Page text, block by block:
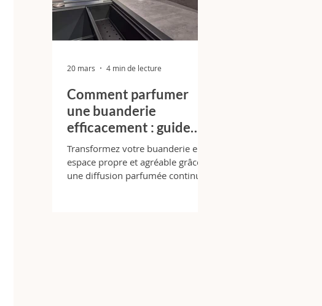
Comment parfumer
une buanderie
efficacement : guide
expert complet + cas
réel Ixina Bordeaux Lac
Transformez votre buanderie en
espace propre et agréable grâce à
une diffusion parfumée continue.
20 mars 4 min de lecture